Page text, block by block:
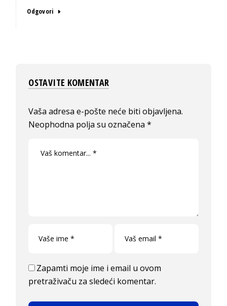
Odgovori
OSTAVITE KOMENTAR
Vaša adresa e-pošte neće biti objavljena.
Neophodna polja su označena*
Zapamti moje ime i email u ovom
pretraživaču za sledeći komentar.